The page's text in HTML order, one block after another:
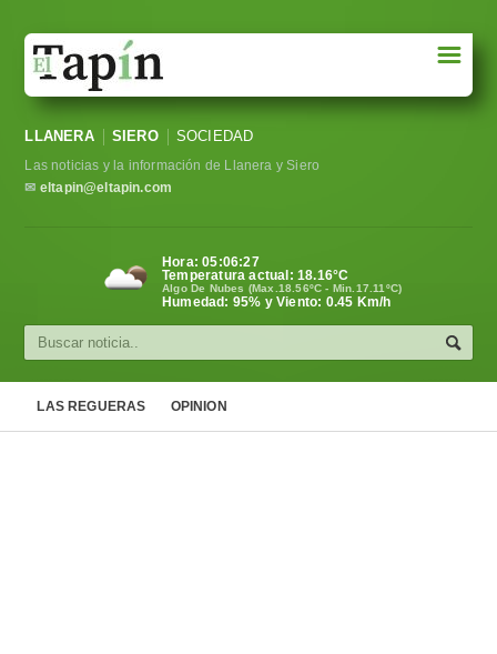
Sociedad
Política
Cultura
☰
LLANERA SIERO SOCIEDAD
Las noticias y la información de Llanera y Siero
✉ eltapin@eltapin.com
Hora:05:06:27
Temperatura actual: 18.16°C
Algo De Nubes (Max.18.56ºC - Min.17.11ºC)
Humedad: 95% y Viento: 0.45 Km/h
LAS REGUERAS OPINION